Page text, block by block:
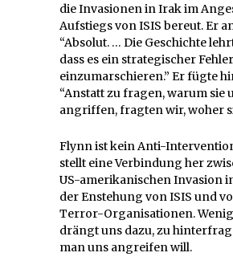
die Invasionen in Irak im
Aufstiegs von ISIS bereut. Er
“Absolut. … Die Geschichte
dass es ein strategischer
einzumarschieren.” Er fügte
“Anstatt zu fragen, warum sie
angriffen, fragten wir, woher
Flynn ist kein Anti-
stellt eine Verbindung her
US-amerikanischen Invasion
der Enstehung von ISIS und
Terror-Organisationen.
drängt uns dazu, zu
man uns angreifen will.